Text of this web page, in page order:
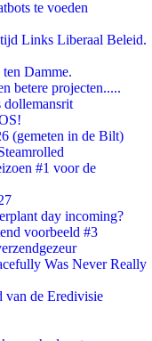
te voeden
Links Liberaal Beleid.
Damme.
betere projecten.....
(gemeten in de Bilt)
#1 voor de
day incoming?
voorbeeld #3
Was Never Really
van de Eredivisie